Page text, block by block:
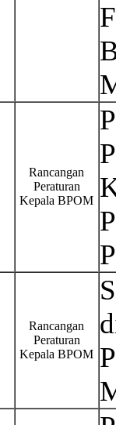
Rancangan
Peraturan
Kepala BPOM
Rancangan
Peraturan
Kepala BPOM